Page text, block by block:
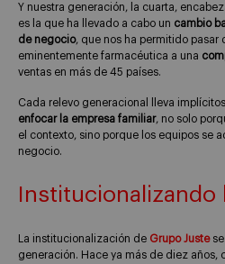
Y nuestra generación, la cuarta,
es la que ha llevado a cabo un cambio
de negocio, que nos ha permitido pasar
eminentemente farmacéutica a una
ventas en más de 45 países.
Cada relevo generacional lleva
enfocar la empresa familiar, no solo
el contexto, sino porque los equipos se
negocio.
Institucionalizando
La institucionalización de Grupo Justese
generación. Hace ya más de diez años,